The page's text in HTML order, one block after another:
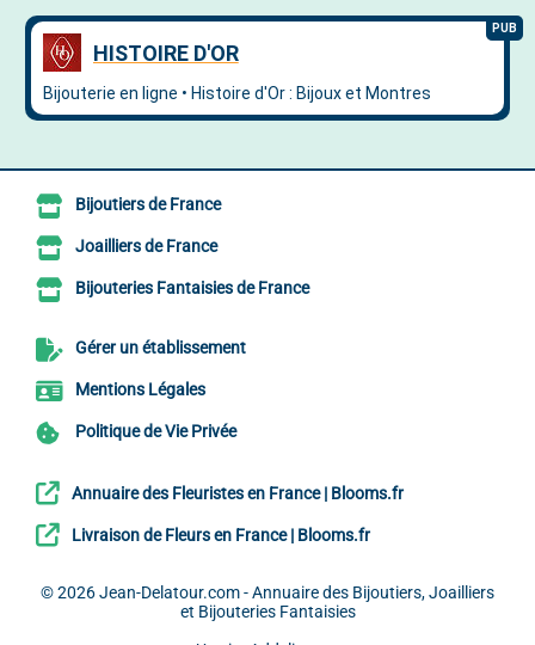
Bijoutiers de France
Joailliers de France
Bijouteries Fantaisies de France
Gérer un établissement
Mentions Légales
Politique de Vie Privée
Annuaire des Fleuristes en France | Blooms.fr
Livraison de Fleurs en France | Blooms.fr
© 2026Jean-Delatour.com - Annuaire des Bijoutiers, Joailliers
et Bijouteries Fantaisies